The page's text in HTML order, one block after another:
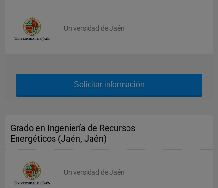
Universidad de Jaén
Solicitar información
Grado en Ingeniería de Recursos
Energéticos (Jaén, Jaén)
Universidad de Jaén